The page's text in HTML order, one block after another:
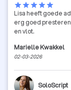
starstarstarstarstar
Lisa heeft goede
erg goed
en vlot.
Marielle Kwakkel
02-03-2026
SoloScript